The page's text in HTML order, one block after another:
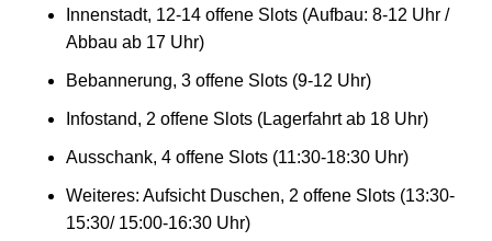
Innenstadt, 12-14 offene Slots (Aufbau: 8-12 Uhr /
Abbau ab 17 Uhr)
Bebannerung, 3 offene Slots (9-12 Uhr)
Infostand, 2 offene Slots (Lagerfahrt ab 18 Uhr)
Ausschank, 4 offene Slots (11:30-18:30 Uhr)
Weiteres: Aufsicht Duschen, 2 offene Slots (13:30-
15:30/ 15:00-16:30 Uhr)